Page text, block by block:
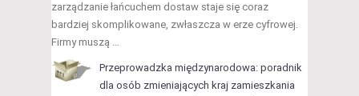
zarządzanie łańcuchem dostaw staje się coraz
bardziej skomplikowane, zwłaszcza w erze cyfrowej.
Firmy muszą …
Przeprowadzka międzynarodowa: poradnik
dla osób zmieniających kraj zamieszkania